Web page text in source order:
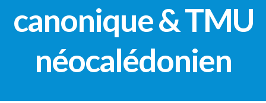
canonique & TMU
néocalédonien